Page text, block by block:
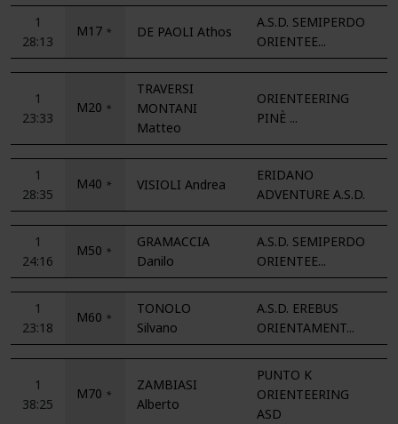
1
28:13
M17 * DE PAOLI Athos
A.S.D. SEMIPERDO
ORIENTEE...
1
23:33
M20 *
TRAVERSI
MONTANI
Matteo
ORIENTEERING
PINÈ ...
1
28:35
M40 * VISIOLI Andrea
ERIDANO
ADVENTURE A.S.D.
1
24:16
M50 *
GRAMACCIA
Danilo
A.S.D. SEMIPERDO
ORIENTEE...
1
23:18
M60 *
TONOLO
Silvano
A.S.D. EREBUS
ORIENTAMENT...
1
38:25
M70 *
ZAMBIASI
Alberto
PUNTO K
ORIENTEERING
ASD